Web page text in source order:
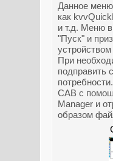
Данное меню
как
и т.д. Меню
"Пуск" и
При
подправить
CAB с
Manager и
образом